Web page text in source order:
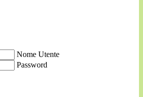
Nome Utente
Password